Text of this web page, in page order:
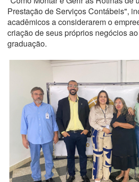
Prestação de Serviços Contábeis",
acadêmicos a considerarem o
criação de seus próprios negócios
graduação.